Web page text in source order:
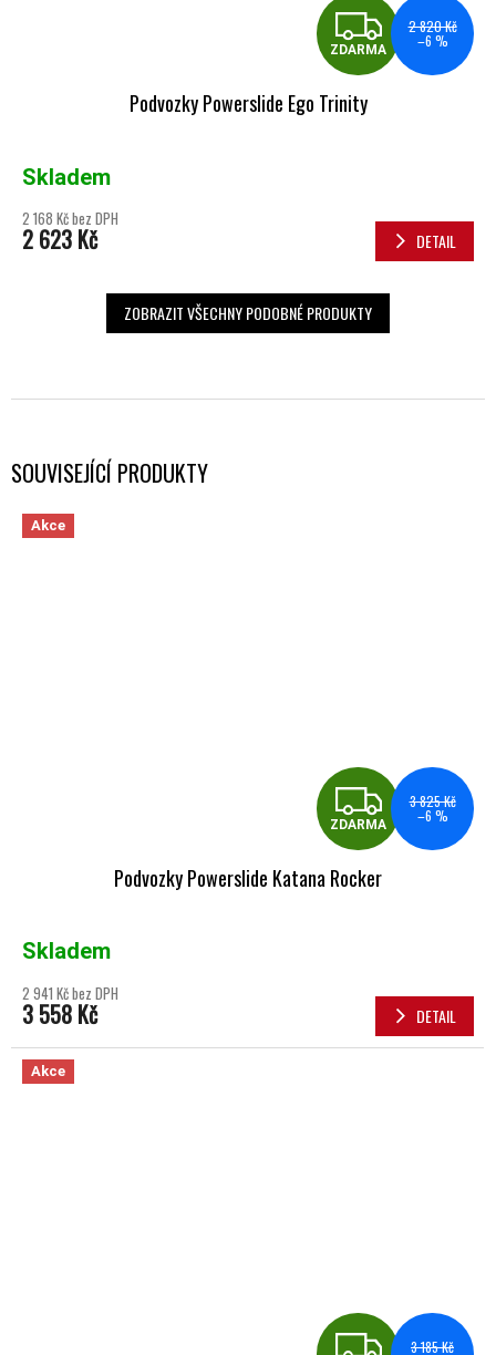
SOUVISEJÍCÍ PRODUKTY
Akce
ZDARMA
3 825 Kč
–6 %
Podvozky Powerslide Katana Rocker
Skladem
2 941 Kč bez DPH
3 558 Kč DETAIL
Akce
3 185 Kč
ZDARMA
2 820 Kč
–6 %
Podvozky Powerslide Ego Trinity
Skladem
2 168 Kč bez DPH
2 623 Kč DETAIL
ZOBRAZIT VŠECHNY PODOBNÉ PRODUKTY